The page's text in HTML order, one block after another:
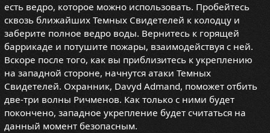
есть ведро, которое можно использовать. Пробейтесь
сквозь ближайших Темных Свидетелей к колодцу и
заберите полное ведро воды. Вернитесь к горящей
баррикаде и потушите пожары, взаимодействуя с ней.
Вскоре после того, как вы приблизитесь к укреплению
на западной стороне, начнутся атаки Темных
Свидетелей. Охранник, Davyd Admand, поможет отбить
две-три волны Ричменов. Как только с ними будет
покончено, западное укрепление будет считаться на
данный момент безопасным.